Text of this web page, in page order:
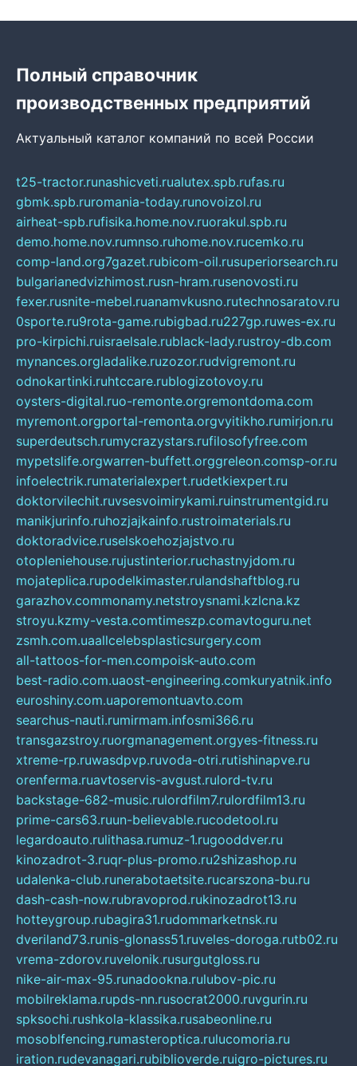
Полный справочник
производственных предприятий
Актуальный каталог компаний по всей России
t25-tractor.runashicveti.rualutex.spb.rufas.ru
gbmk.spb.ruromania-today.runovoizol.ru
airheat-spb.rufisika.home.nov.ruorakul.spb.ru
demo.home.nov.rumnso.ruhome.nov.rucemko.ru
comp-land.org7gazet.rubicom-oil.rusuperiorsearch.ru
bulgarianedvizhimost.rusn-hram.rusenovosti.ru
fexer.rusnite-mebel.ruanamvkusno.rutechnosaratov.ru
0sporte.ru9rota-game.rubigbad.ru227gp.ruwes-ex.ru
pro-kirpichi.ruisraelsale.rublack-lady.rustroy-db.com
mynances.orgladalike.ruzozor.rudvigremont.ru
odnokartinki.ruhtccare.rublogizotovoy.ru
oysters-digital.ruo-remonte.orgremontdoma.com
myremont.orgportal-remonta.orgvyitikho.rumirjon.ru
superdeutsch.rumycrazystars.rufilosofyfree.com
mypetslife.orgwarren-buffett.orggreleon.comsp-or.ru
infoelectrik.rumaterialexpert.rudetkiexpert.ru
doktorvilechit.ruvsesvoimirykami.ruinstrumentgid.ru
manikjurinfo.ruhozjajkainfo.rustroimaterials.ru
doktoradvice.ruselskoehozjajstvo.ru
otopleniehouse.rujustinterior.ruchastnyjdom.ru
mojateplica.rupodelkimaster.rulandshaftblog.ru
garazhov.commonamy.netstroysnami.kzlcna.kz
stroyu.kzmy-vesta.comtimeszp.comavtoguru.net
zsmh.com.uaallcelebsplasticsurgery.com
all-tattoos-for-men.compoisk-auto.com
best-radio.com.uaost-engineering.comkuryatnik.info
euroshiny.com.uaporemontuavto.com
searchus-nauti.rumirmam.infosmi366.ru
transgazstroy.ruorgmanagement.orgyes-fitness.ru
xtreme-rp.ruwasdpvp.ruvoda-otri.rutishinapve.ru
orenferma.ruavtoservis-avgust.rulord-tv.ru
backstage-682-music.rulordfilm7.rulordfilm13.ru
prime-cars63.ruun-believable.rucodetool.ru
legardoauto.rulithasa.rumuz-1.rugooddver.ru
kinozadrot-3.ruqr-plus-promo.ru2shizashop.ru
udalenka-club.runerabotaetsite.rucarszona-bu.ru
dash-cash-now.rubravoprod.rukinozadrot13.ru
hotteygroup.rubagira31.rudommarketnsk.ru
dveriland73.runis-glonass51.ruveles-doroga.rutb02.ru
vrema-zdorov.ruvelonik.rusurgutgloss.ru
nike-air-max-95.runadookna.rulubov-pic.ru
mobilreklama.rupds-nn.rusocrat2000.ruvgurin.ru
spksochi.rushkola-klassika.rusabeonline.ru
mosoblfencing.rumasteroptica.rulucomoria.ru
iration.rudevanagari.rubiblioverde.ruigro-pictures.ru